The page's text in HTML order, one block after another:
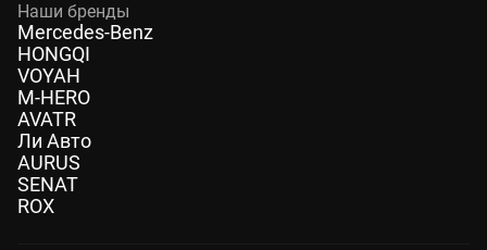
Наши бренды
Mercedes-Benz
HONGQI
VOYAH
M-HERO
AVATR
Ли Авто
AURUS
SENAT
ROX